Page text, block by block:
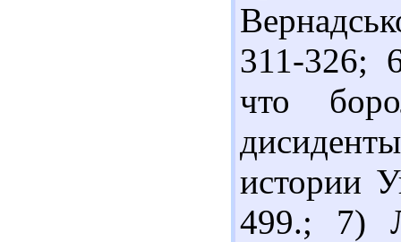
311-326;
что
истории
499.; 7)